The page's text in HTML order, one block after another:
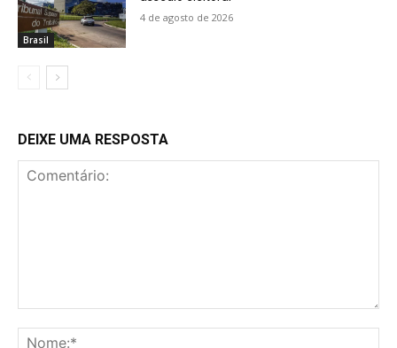
Brasil
4 de agosto de 2026
DEIXE UMA RESPOSTA